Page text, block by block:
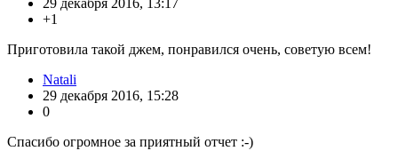
29 декабря 2016, 13:17
+1
Приготовила такой джем, понравился очень, советую всем!
Natali
29 декабря 2016, 15:28
0
Спасибо огромное за приятный отчет :-)